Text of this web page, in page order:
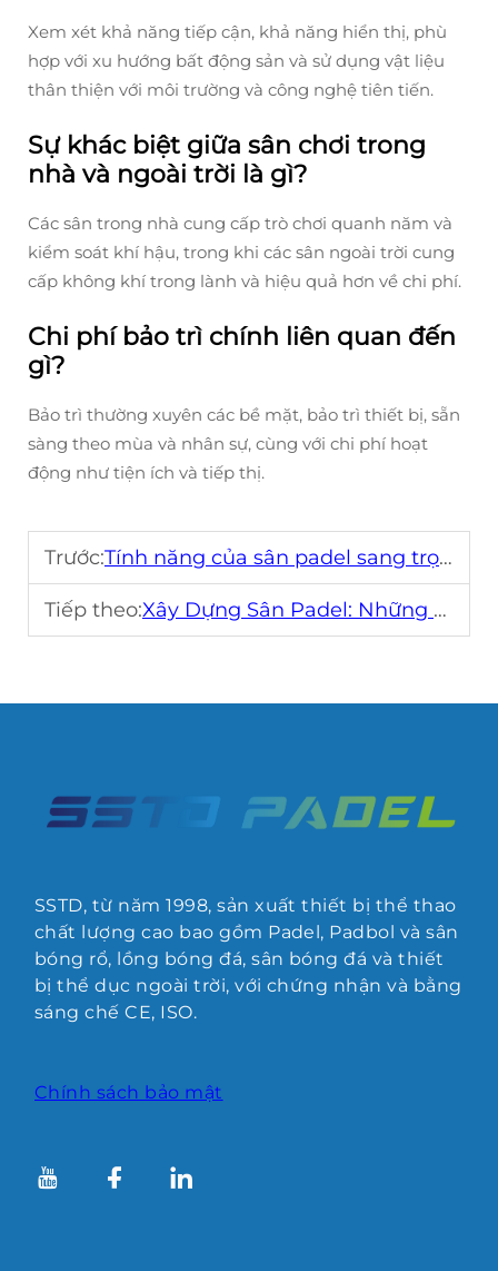
Xem xét khả năng tiếp cận, khả năng hiển thị, phù
hợp với xu hướng bất động sản và sử dụng vật liệu
thân thiện với môi trường và công nghệ tiên tiến.
Sự khác biệt giữa sân chơi trong
nhà và ngoài trời là gì?
Các sân trong nhà cung cấp trò chơi quanh năm và
kiểm soát khí hậu, trong khi các sân ngoài trời cung
cấp không khí trong lành và hiệu quả hơn về chi phí.
Chi phí bảo trì chính liên quan đến
gì?
Bảo trì thường xuyên các bề mặt, bảo trì thiết bị, sẵn
sàng theo mùa và nhân sự, cùng với chi phí hoạt
động như tiện ích và tiếp thị.
Trước:Tính năng của sân padel sang trọng: Những gì cần bao gồm
Tiếp theo:Xây Dựng Sân Padel: Những Sai Lầm Thường Gặp Cần Tránh
SSTD, từ năm 1998, sản xuất thiết bị thể thao
chất lượng cao bao gồm Padel, Padbol và sân
bóng rổ, lồng bóng đá, sân bóng đá và thiết
bị thể dục ngoài trời, với chứng nhận và bằng
sáng chế CE, ISO.
Chính sách bảo mật